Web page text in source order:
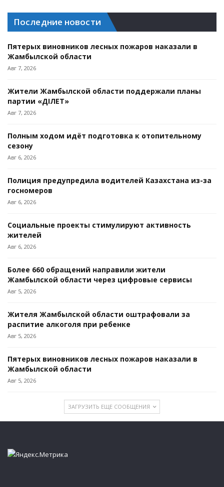
Последние новости
Пятерых виновников лесных пожаров наказали в
Жамбылской области
Авг 7, 2026
Жители Жамбылской области поддержали планы
партии «ӘДІЛЕТ»
Авг 7, 2026
Полным ходом идёт подготовка к отопительному
сезону
Авг 6, 2026
Полиция предупредила водителей Казахстана из-за
госномеров
Авг 6, 2026
Социальные проекты стимулируют активность
жителей
Авг 6, 2026
Более 660 обращений направили жители
Жамбылской области через цифровые сервисы
Авг 5, 2026
Жителя Жамбылской области оштрафовали за
распитие алкоголя при ребенке
Авг 5, 2026
Пятерых виновников лесных пожаров наказали в
Жамбылской области
Авг 5, 2026
ЗАГРУЗИТЬ ЕЩЕ СООБЩЕНИЯ